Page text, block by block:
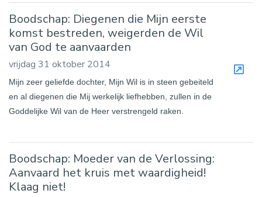
Boodschap: Diegenen die Mijn eerste
komst bestreden, weigerden de Wil
van God te aanvaarden
vrijdag 31 oktober 2014
Mijn zeer geliefde dochter, Mijn Wil is in steen gebeiteld
en al diegenen die Mij werkelijk liefhebben, zullen in de
Goddelijke Wil van de Heer verstrengeld raken.
Boodschap: Moeder van de Verlossing:
Aanvaard het kruis met waardigheid!
Klaag niet!